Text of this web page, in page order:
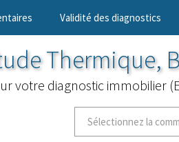
Validité des diagnostics
Thermique,
votre diagnostic immobilier
Sélectionnez la